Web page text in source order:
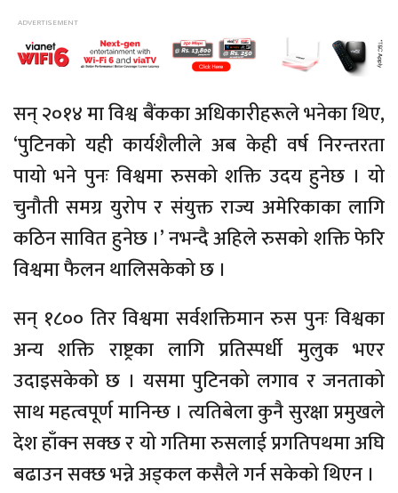
सन् २०१४ मा विश्व बैंकका अधिकारीहरूले भनेका थिए,
‘पुटिनको यही कार्यशैलीले अब केही वर्ष निरन्तरता
पायो भने पुनः विश्वमा रुसको शक्ति उदय हुनेछ । यो
चुनौती समग्र युरोप र संयुक्त राज्य अमेरिकाका लागि
कठिन सावित हुनेछ ।’ नभन्दै अहिले रुसको शक्ति फेरि
विश्वमा फैलन थालिसकेको छ ।
सन् १८०० तिर विश्वमा सर्वशक्तिमान रुस पुनः विश्वका
अन्य शक्ति राष्ट्रका लागि प्रतिस्पर्धी मुलुक भएर
उदाइसकेको छ । यसमा पुटिनको लगाव र जनताको
साथ महत्वपूर्ण मानिन्छ । त्यतिबेला कुनै सुरक्षा प्रमुखले
देश हाँक्न सक्छ र यो गतिमा रुसलाई प्रगतिपथमा अघि
बढाउन सक्छ भन्ने अड्कल कसैले गर्न सकेको थिएन ।